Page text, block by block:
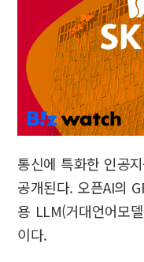
통신에 특화한 인공
공개된다. 오픈AI의
용 LLM(거대언어모
이다.